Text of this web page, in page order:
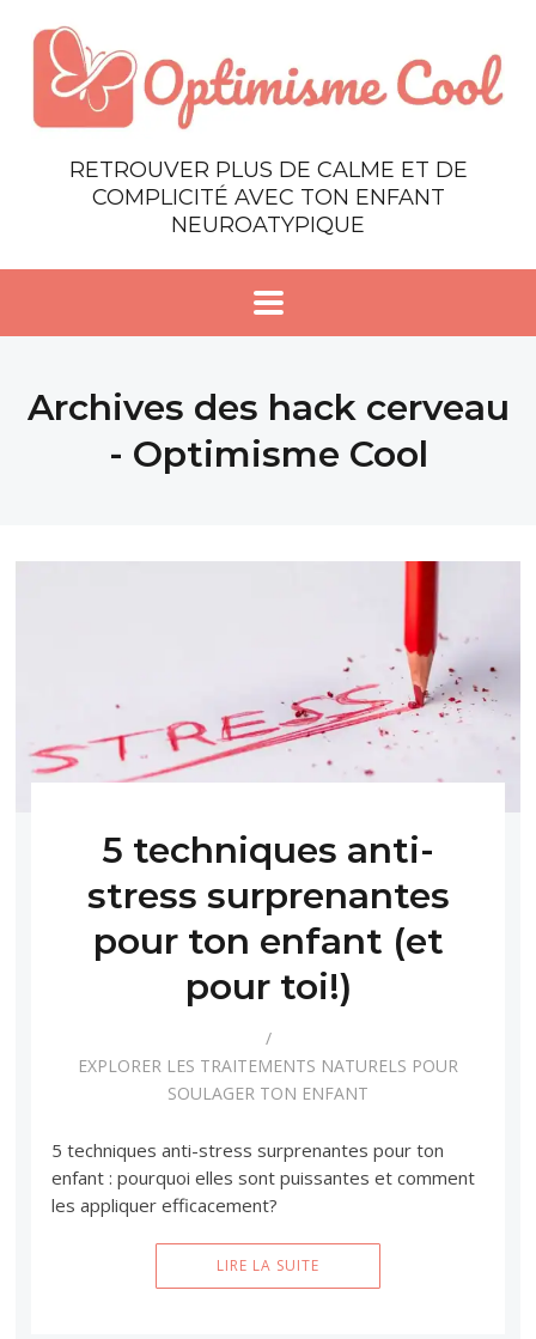
RETROUVER PLUS DE CALME ET DE
COMPLICITÉ AVEC TON ENFANT
NEUROATYPIQUE
Archives des hack cerveau
- Optimisme Cool
5 techniques anti-
stress surprenantes
pour ton enfant (et
pour toi!)
EXPLORER LES TRAITEMENTS NATURELS POUR
SOULAGER TON ENFANT
5 techniques anti-stress surprenantes pour ton
enfant : pourquoi elles sont puissantes et comment
les appliquer efficacement?
LIRE LA SUITE